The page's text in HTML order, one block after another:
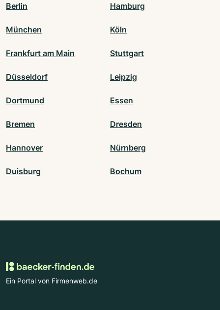
Berlin Hamburg
München Köln
Frankfurt am Main Stuttgart
Düsseldorf Leipzig
Dortmund Essen
Bremen Dresden
Hannover Nürnberg
Duisburg Bochum
Ein Portal von Firmenweb.de